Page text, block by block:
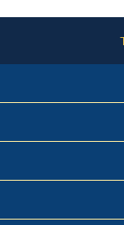
Más